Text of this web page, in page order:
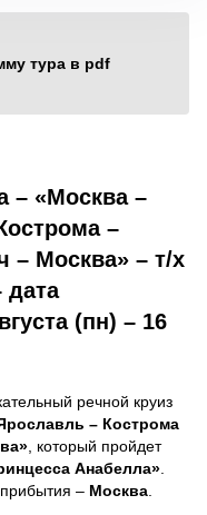
тура в pdf
– «Москва –
–
– Москва» – т/х
дата
(пн) – 16
речной круиз
– Кострома
, который пройдет
Анабелла»
прибытия – Москва